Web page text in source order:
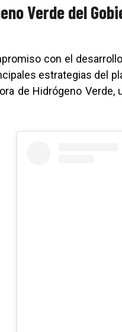
Verde del
con el
estrategias del
de Hidrógeno